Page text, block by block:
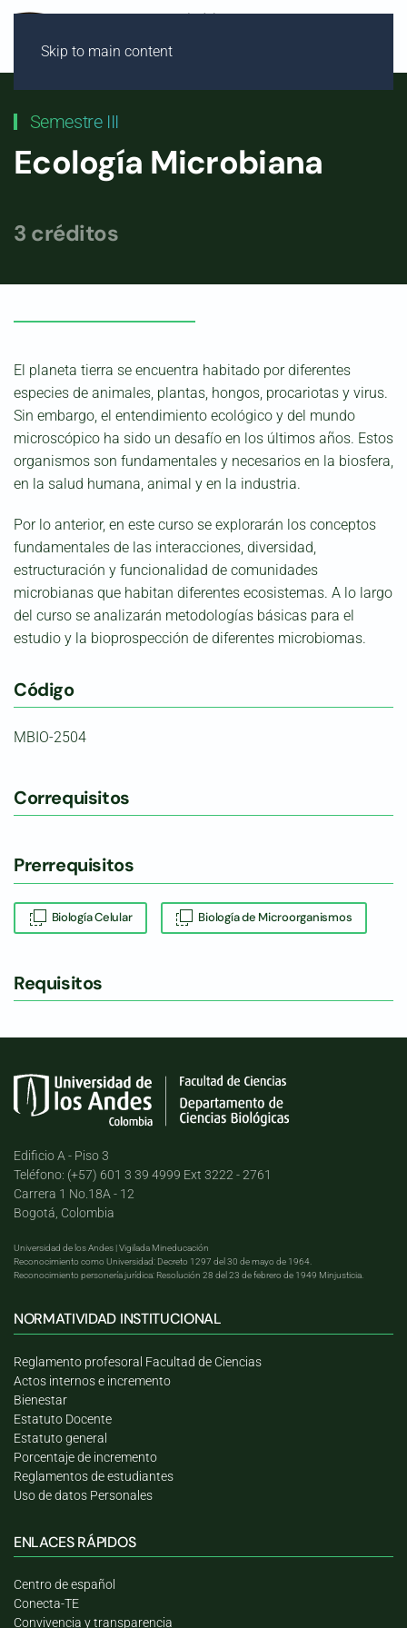
Skip to main content
Semestre III
Ecología Microbiana
3 créditos
El planeta tierra se encuentra habitado por diferentes
especies de animales, plantas, hongos, procariotas y virus.
Sin embargo, el entendimiento ecológico y del mundo
microscópico ha sido un desafío en los últimos años. Estos
organismos son fundamentales y necesarios en la biosfera,
en la salud humana, animal y en la industria.
Por lo anterior, en este curso se explorarán los conceptos
fundamentales de las interacciones, diversidad,
estructuración y funcionalidad de comunidades
microbianas que habitan diferentes ecosistemas. A lo largo
del curso se analizarán metodologías básicas para el
estudio y la bioprospección de diferentes microbiomas.
Código
MBIO-2504
Correquisitos
Prerrequisitos
Biología Celular Biología de Microorganismos
Requisitos
Edificio A - Piso 3
Teléfono: (+57) 601 3 39 4999 Ext 3222 - 2761
Carrera 1 No.18A - 12
Bogotá, Colombia
Universidad de los Andes | Vigilada Mineducación
Reconocimiento como Universidad: Decreto 1297 del 30 de mayo de 1964.
Reconocimiento personería jurídica: Resolución 28 del 23 de febrero de 1949 Minjusticia.
NORMATIVIDAD INSTITUCIONAL
Reglamento profesoral Facultad de Ciencias
Actos internos e incremento
Bienestar
Estatuto Docente
Estatuto general
Porcentaje de incremento
Reglamentos de estudiantes
Uso de datos Personales
ENLACES RÁPIDOS
Centro de español
Conecta-TE
Convivencia y transparencia